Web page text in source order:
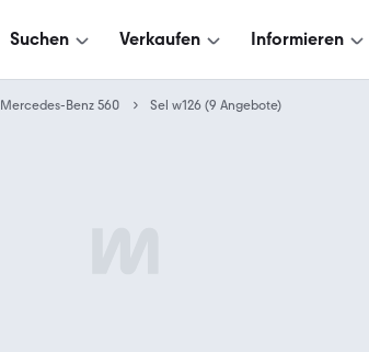
Suchen Verkaufen Informieren
Mercedes-Benz 560 Sel w126 (9 Angebote)